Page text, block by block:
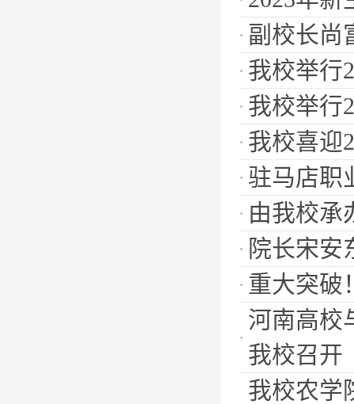
副校长尚
我校举行
我校举行
我校喜迎
驻马店职
由我校承
院长宋安
重大突破
河南高校
我校召开
我校农学